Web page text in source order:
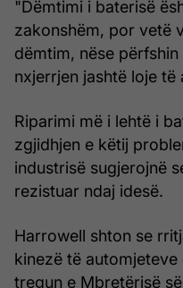
"Dëmtimi i baterisë
zakonshëm, por vetë
dëmtim, nëse
nxjerrjen jashtë loje
Riparimi më i lehtë i
zgjidhjen e këtij
industrisë sugjerojnë
rezistuar ndaj idesë.
Harrowell shton se
kinezë të
tregun e Mbretërisë